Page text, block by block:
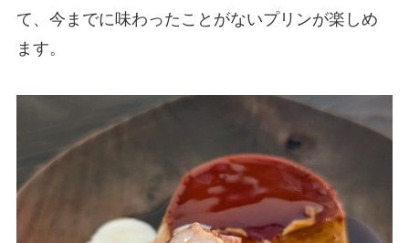
て、今までに味わったことがないプリンが楽しめ
ます。